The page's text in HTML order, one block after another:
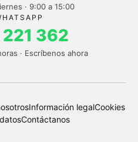
· 9:00 a 15:00
362
· Escríbenos ahora
Información legalCookies
Contáctanos